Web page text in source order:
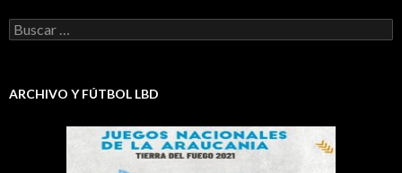
Buscar:
ARCHIVO Y FÚTBOL LBD